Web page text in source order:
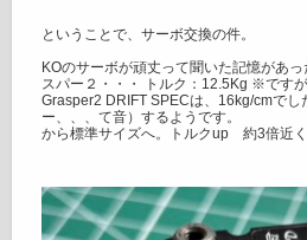
ということで、サーボ交換の件。
KOのサーボが頑丈って聞いた記憶があ
スパー２・・・ トルク：12.5Kg ※です
Grasper2 DRIFT SPECは、16kg/cmでし
ー、、、て音）するようです。
から標準サイズへ。トルクup 約3倍近く